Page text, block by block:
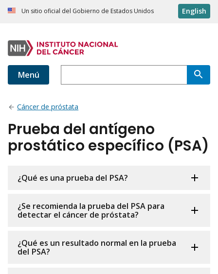
Un sitio oficial del Gobierno de Estados Unidos English
Menú
Cáncer de próstata
Prueba del antígeno
prostático específico (PSA)
¿Qué es una prueba del PSA?
¿Se recomienda la prueba del PSA para
detectar el cáncer de próstata?
¿Qué es un resultado normal en la prueba
del PSA?